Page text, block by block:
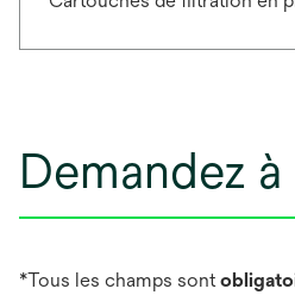
Demandez
*Tous les champs sont